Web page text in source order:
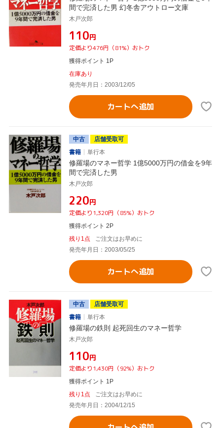
間で完済した男 幻冬舎アウトロー文庫
木戸次郎
¥110円
定価より476円（81%）おトク
獲得ポイント 1P
在庫あり
発売年月日：2003/12/05
カートへ追加
中古
店舗受取可
書籍
単行本
修羅場のマネー哲学 1億5000万円の借金を9年
間で完済した男
木戸次郎
¥220円
定価より1,320円（85%）おトク
獲得ポイント 2P
残り1点
ご注文はお早めに
発売年月日：2003/05/25
カートへ追加
中古
店舗受取可
書籍
単行本
修羅場の鉄則 起死回生のマネー哲学
木戸次郎
¥110円
定価より1,430円（92%）おトク
獲得ポイント 1P
残り1点
ご注文はお早めに
発売年月日：2004/12/15